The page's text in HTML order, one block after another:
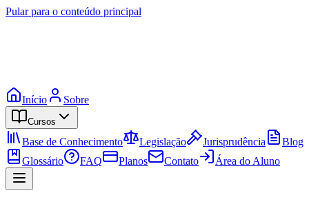
Pular para o conteúdo principal
Início Sobre
Cursos
Base de Conhecimento Legislação Jurisprudência
Blog
Glossário
FAQ Planos Contato Área do Aluno